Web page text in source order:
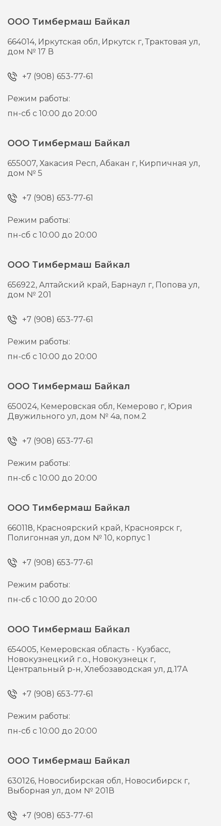
ООО Тимбермаш Байкал
664014, Иркутская обл, Иркутск г,Трактовая ул,
дом № 17 В
+7 (908) 653-77-61
Режим работы:
пн-сб с 10:00 до 20:00
ООО Тимбермаш Байкал
655007,Хакасия Респ, Абакан г, Кирпичная ул,
дом № 5
+7 (908) 653-77-61
Режим работы:
пн-сб с 10:00 до 20:00
ООО Тимбермаш Байкал
656922,Алтайский край, Барнаул г, Попова ул,
дом № 201
+7 (908) 653-77-61
Режим работы:
пн-сб с 10:00 до 20:00
ООО Тимбермаш Байкал
650024, Кемеровская обл, Кемерово г, Юрия
Двужильного ул, дом № 4а, пом.2
+7 (908) 653-77-61
Режим работы:
пн-сб с 10:00 до 20:00
ООО Тимбермаш Байкал
660118, Красноярский край, Красноярск г,
Полигонная ул, дом № 10, корпус 1
+7 (908) 653-77-61
Режим работы:
пн-сб с 10:00 до 20:00
ООО Тимбермаш Байкал
654005, Кемеровская область - Кузбасс,
Новокузнецкий г.о., Новокузнецк г,
Центральный р-н, Хлебозаводская ул, д.17А
+7 (908) 653-77-61
Режим работы:
пн-сб с 10:00 до 20:00
ООО Тимбермаш Байкал
630126, Новосибирская обл, Новосибирск г,
Выборная ул, дом № 201В
+7 (908) 653-77-61